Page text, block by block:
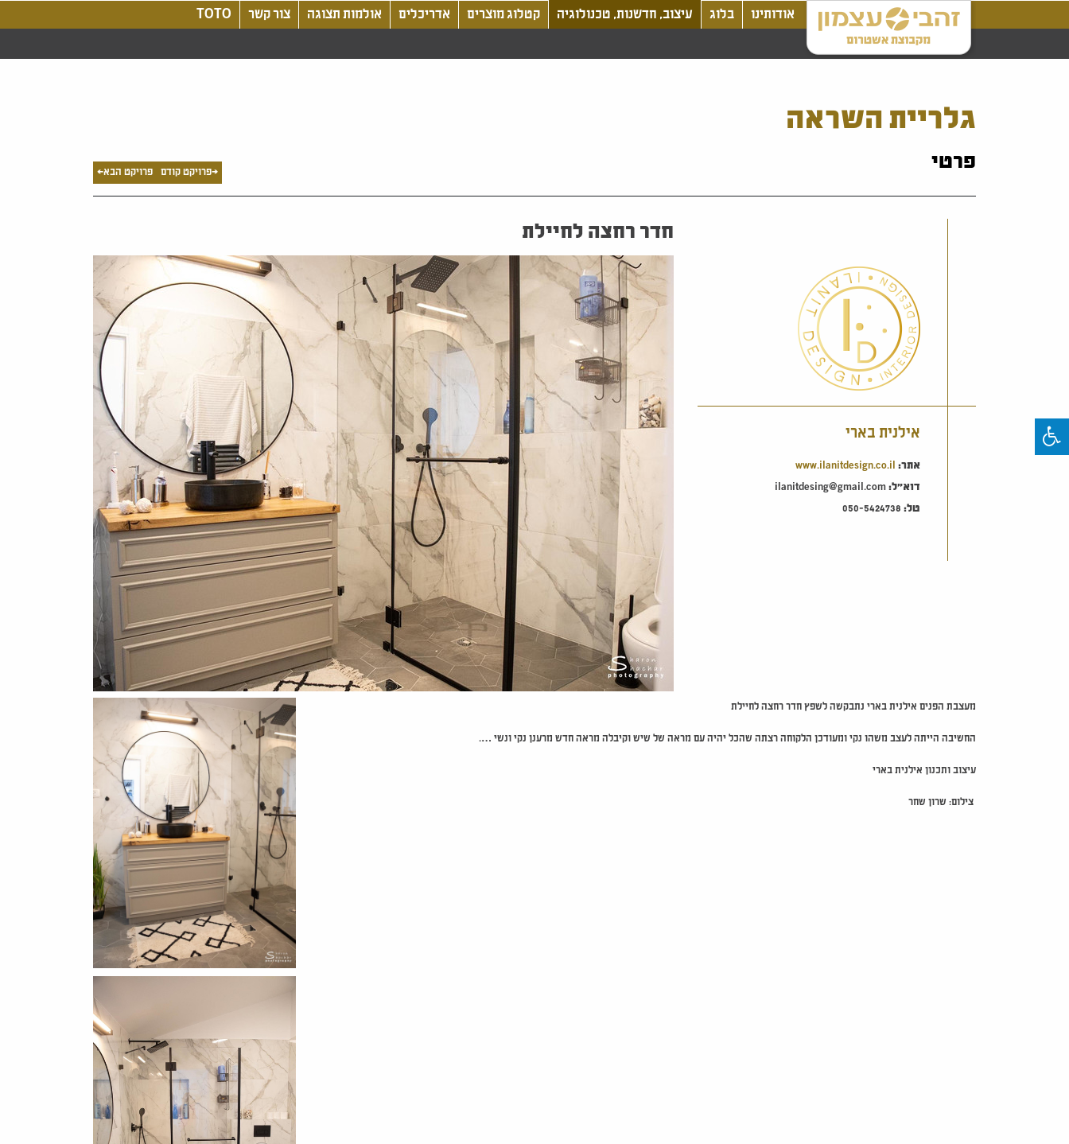
אודותינו בלוג עיצוב, חדשנות, טכנולוגיה קטלוג מוצרים אדריכלים אולמות תצוגה צור קשר TOTO
גלריית השראה
פרטי <פרויקט קודם פרויקט הבא>
חדר רחצה לחיילת
אילנית בארי
אתר: www.ilanitdesign.co.il
דוא"ל:ilanitdesing@gmail.com
טל: 050-5424738
מעצבת הפנים אילנית בארי נתבקשה לשפץ חדר רחצה לחיילת
החשיבה הייתה לעצב משהו נקי ומעודכן הלקוחה רצתה שהכל יהיה עם מראה של שיש וקיבלה מראה חדש מרענן נקי ונשי ….
עיצוב ותכנון אילנית בארי
צילום: שרון שחר